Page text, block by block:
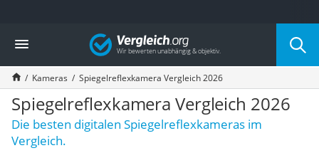
Die beliebtesten Vergleiche nach Kategorie
Elektronik
Powerstation
Monitor 32 Zoll 4K
Fernseher
Drucker
Desktop-PC
Monitor
Vergleich
Kameras Spiegelreflexkamera Vergleich 2026
Spiegelreflexkamera Vergleich 2026
Die besten digitalen Spiegelreflexkameras im
Vergleich.